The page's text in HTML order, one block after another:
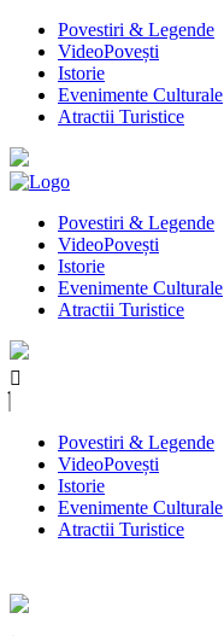
Povestiri & Legende
VideoPovești
Istorie
Evenimente Culturale
Atractii Turistice
Povestiri & Legende
VideoPovești
Istorie
Evenimente Culturale
Atractii Turistice
Povestiri & Legende
VideoPovești
Istorie
Evenimente Culturale
Atractii Turistice